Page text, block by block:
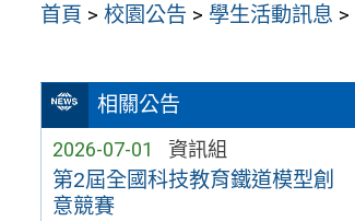
首頁 >校園公告 > 學生活動訊息 >
相關公告
2026-07-01 資訊組
第2屆全國科技教育鐵道模型創
意競賽